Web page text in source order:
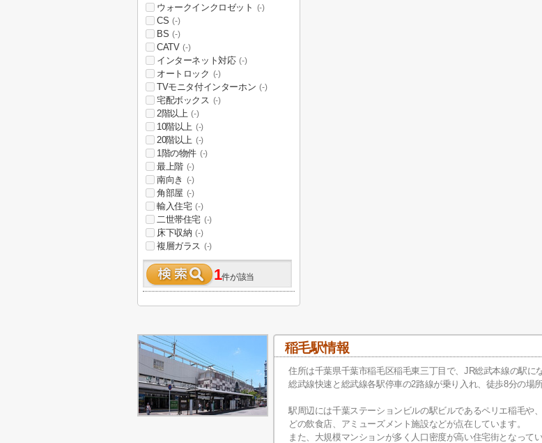
ウォークインクロゼット (-)
CS (-)
BS (-)
CATV (-)
インターネット対応 (-)
オートロック (-)
TVモニタ付インターホン (-)
宅配ボックス (-)
2階以上 (-)
10階以上 (-)
20階以上 (-)
1階の物件 (-)
最上階 (-)
南向き (-)
角部屋 (-)
輸入住宅 (-)
二世帯住宅 (-)
床下収納 (-)
複層ガラス (-)
1件が該当
稲毛駅情報
住所は千葉県千葉市稲毛区稲毛東三丁目で、JR総武本線の駅に
総武線快速と総武線各駅停車の2路線が乗り入れ、徒歩8分の場
駅周辺には千葉ステーションビルの駅ビルであるペリエ稲毛や
どの飲食店、アミューズメント施設などが点在しています。
また、大規模マンションが多く人口密度が高い住宅街となってい